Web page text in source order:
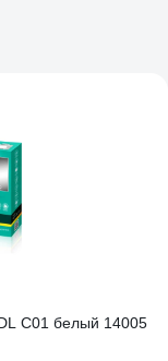
C01 белый 14005